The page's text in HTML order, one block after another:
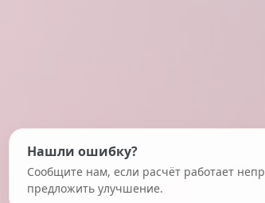
Нашли ошибку?
Сообщите нам, если расчёт работает
предложить улучшение.